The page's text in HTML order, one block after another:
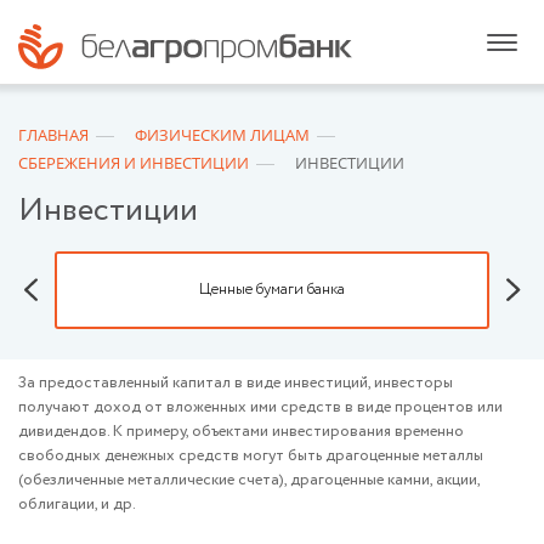
ГЛАВНАЯ
ФИЗИЧЕСКИМ ЛИЦАМ
СБЕРЕЖЕНИЯ И ИНВЕСТИЦИИ
ИНВЕСТИЦИИ
Инвестиции
Ценные бумаги банка
За предоставленный капитал в виде инвестиций, инвесторы
получают доход от вложенных ими средств в виде процентов или
дивидендов. К примеру, объектами инвестирования временно
свободных денежных средств могут быть драгоценные металлы
(обезличенные металлические счета), драгоценные камни, акции,
облигации, и др.